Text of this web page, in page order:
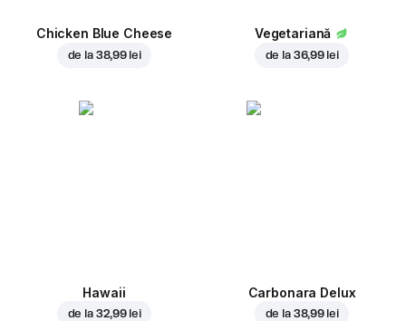
Chicken Blue Cheese
de la 38,99 lei
Vegetariană
de la 36,99 lei
Hawaii
de la 32,99 lei
Carbonara Delux
de la 38,99 lei